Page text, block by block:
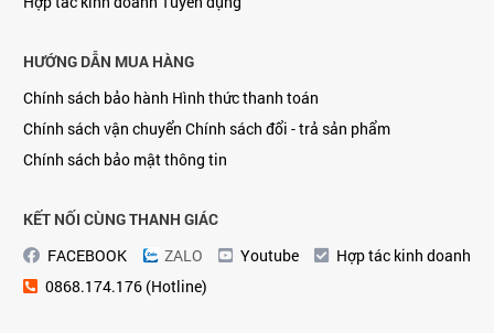
HƯỚNG DẪN MUA HÀNG
Chính sách bảo hành Hình thức thanh toán
Chính sách vận chuyển Chính sách đổi - trả sản phẩm
Chính sách bảo mật thông tin
KẾT NỐI CÙNG THANH GIÁC
FACEBOOK
ZALO Youtube
Hợp tác kinh doanh
0868.174.176 (Hotline)